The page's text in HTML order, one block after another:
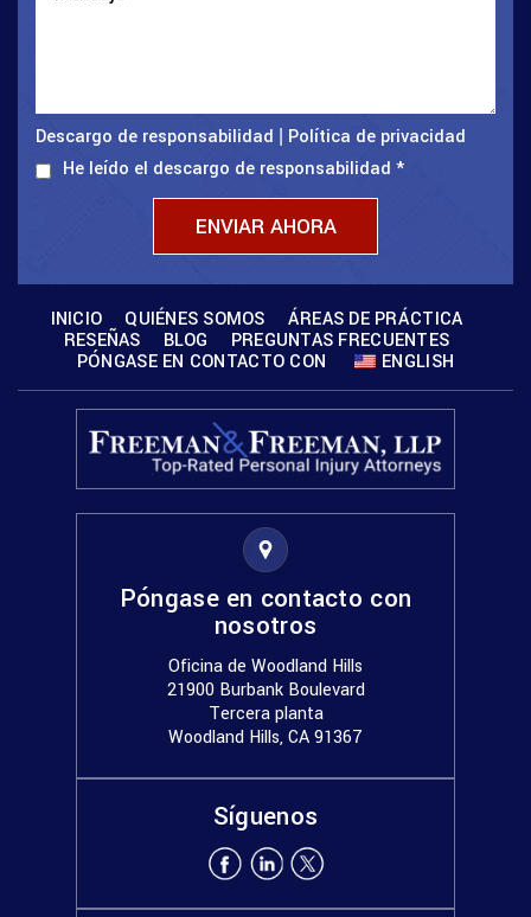
Descargo de responsabilidad
Política de privacidad
He leído el descargo de responsabilidad *
INICIO QUIÉNES SOMOS
ÁREAS DE PRÁCTICA
RESEÑAS
BLOG
PREGUNTAS FRECUENTES
PÓNGASE EN CONTACTO CON
ENGLISH
Póngase en contacto con
nosotros
Oficina de Woodland Hills
21900 Burbank Boulevard
Tercera planta
Woodland Hills, CA 91367
Síguenos